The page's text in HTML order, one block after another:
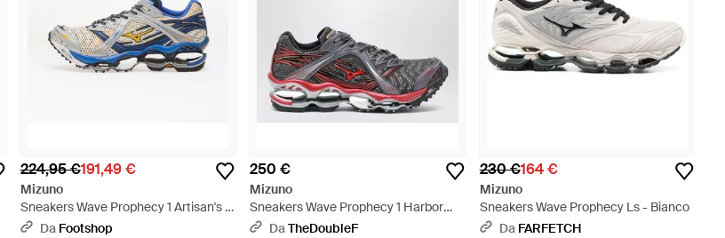
224,95 €191,49 €
Mizuno
Sneakers Wave Prophecy 1 Artisan's -
Blu Da Footshop
250 €
Mizuno
Sneakers Wave Prophecy 1 Harbor
Mist/ Chinese - Grigio
DaTheDoubleF
230 €164 €
Mizuno
Sneakers Wave Prophecy Ls - Bianco
Da FARFETCH